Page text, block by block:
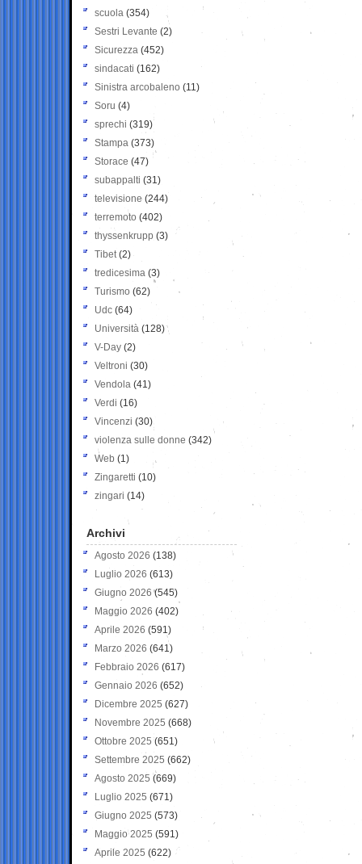
scuola (354)
Sestri Levante (2)
Sicurezza (452)
sindacati (162)
Sinistra arcobaleno (11)
Soru (4)
sprechi (319)
Stampa (373)
Storace (47)
subappalti (31)
televisione(244)
terremoto (402)
thyssenkrupp (3)
Tibet(2)
tredicesima (3)
Turismo (62)
Udc (64)
Università (128)
V-Day (2)
Veltroni (30)
Vendola (41)
Verdi (16)
Vincenzi (30)
violenza sulle donne (342)
Web (1)
Zingaretti (10)
zingari (14)
Archivi
Agosto 2026 (138)
Luglio 2026 (613)
Giugno 2026 (545)
Maggio 2026 (402)
Aprile 2026 (591)
Marzo 2026 (641)
Febbraio 2026 (617)
Gennaio 2026 (652)
Dicembre 2025 (627)
Novembre 2025 (668)
Ottobre 2025 (651)
Settembre 2025 (662)
Agosto 2025 (669)
Luglio 2025 (671)
Giugno 2025 (573)
Maggio 2025 (591)
Aprile 2025 (622)